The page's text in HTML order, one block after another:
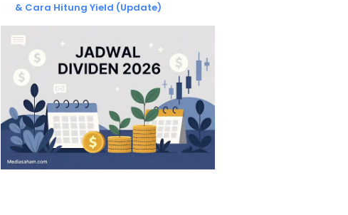
& Cara Hitung Yield (Update)